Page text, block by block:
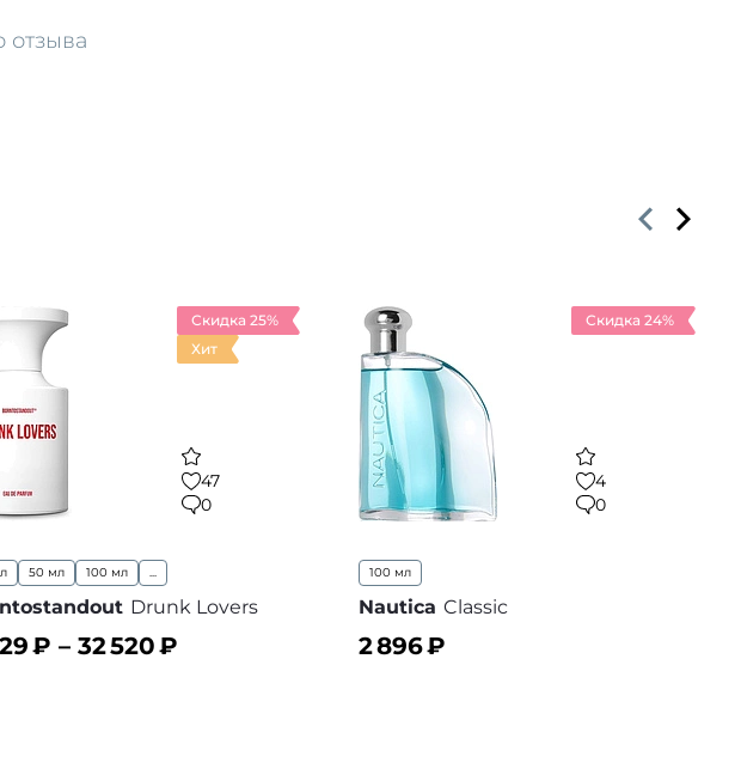
отзыва
Скидка 25%
Хит
47
0
50 мл 100 мл ...
Drunk Lovers
₽ – 32 520₽
Скидка 24%
4
0
100 мл
Nautica Classic
2 896₽